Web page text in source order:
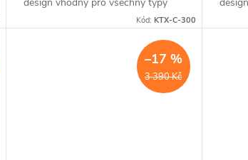
radiátorů. Série: KTX • Barva:
Termostat • Výkon: 300 W...
Kód: KTX-C-300
3 390 Kč
–17 %